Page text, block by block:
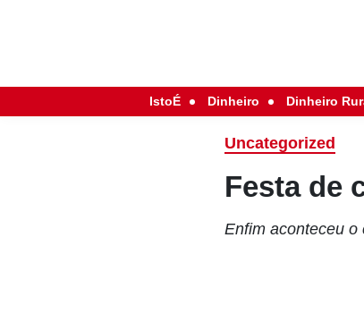
IstoÉ Dinheiro Dinheiro
Uncategorized
Festa de
Enfim aconteceu o